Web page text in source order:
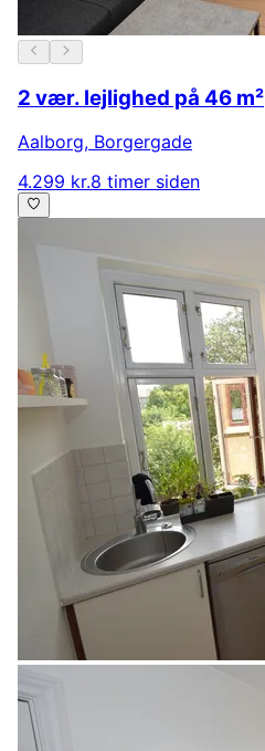
2 vær. lejlighed på 46 m²
Aalborg, Borgergade
4.299 kr.8 timer siden